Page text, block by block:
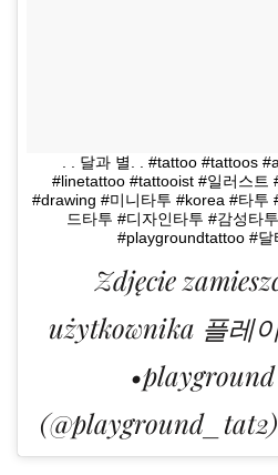
. . 달과 별. . #tattoo #tattoos
#linetattoo #tattooist #일러스트
#drawing #미니타투 #korea #타투
드타투 #디자인타투 #감성타
#playgroundtattoo #달
Zdjęcie
użytkownika 플레
(@playground_tat2)